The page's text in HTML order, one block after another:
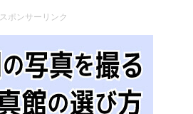
スポンサーリンク